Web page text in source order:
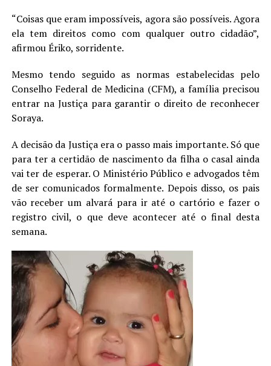
“Coisas que eram impossíveis, agora são possíveis. Agora
ela tem direitos como com qualquer outro cidadão”,
afirmou Ériko, sorridente.
Mesmo tendo seguido as normas estabelecidas pelo
Conselho Federal de Medicina (CFM), a família precisou
entrar na Justiça para garantir o direito de reconhecer
Soraya.
A decisão da Justiça era o passo mais importante. Só que
para ter a certidão de nascimento da filha o casal ainda
vai ter de esperar. O Ministério Público e advogados têm
de ser comunicados formalmente. Depois disso, os pais
vão receber um alvará para ir até o cartório e fazer o
registro civil, o que deve acontecer até o final desta
semana.